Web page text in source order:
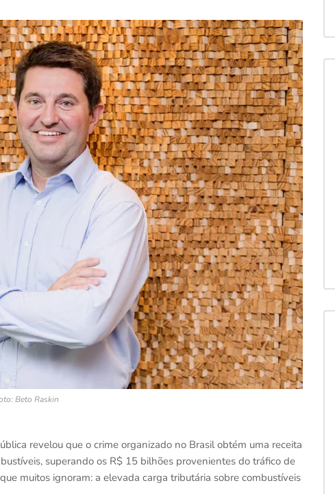
Beto Raskin
revelou que o crime organizado no Brasil obtém uma receita
superando os R$ 15 bilhões provenientes do tráfico de
muitos ignoram: a elevada carga tributária sobre combustíveis